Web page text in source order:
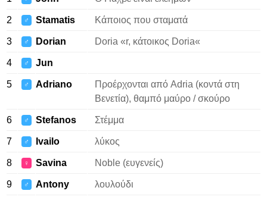
2 ♂ Stamatis Κάποιος που σταματά
3 ♂ Dorian Doria «r, κάτοικος Doria«
4 ♂ Jun
5 ♂ Adriano
Προέρχονται από Adria (κοντά στη
Βενετία), θαμπό μαύρο / σκούρο
6 ♂ Stefanos Στέμμα
7 ♂ Ivailo λύκος
8 ♀ Savina Noble (ευγενείς)
9 ♂ Antony λουλούδι